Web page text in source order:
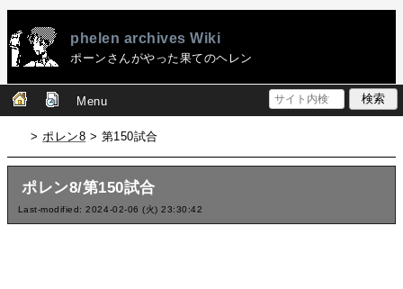
phelen archives Wiki
ポーンさんがやった果てのヘレン
Menu
>ポレン8 > 第150試合
ポレン8/第150試合
Last-modified: 2024-02-06 (火) 23:30:42